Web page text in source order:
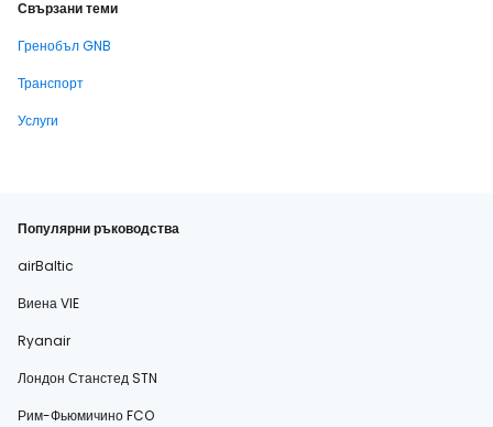
Свързани теми
Гренобъл GNB
Транспорт
Услуги
Популярни ръководства
airBaltic
Виена VIE
Ryanair
Лондон Станстед STN
Рим-Фьюмичино FCO